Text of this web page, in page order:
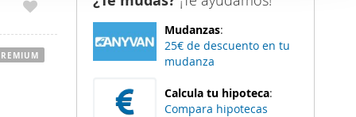
funciones
del
Mudanzas:
25€ de descuento en tu
mudanza
Calcula tu hipoteca:
Compara hipotecas